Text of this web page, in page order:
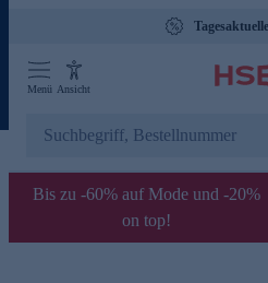
Menü Ansicht
Bis zu -60% auf Mode und -20%
on top!